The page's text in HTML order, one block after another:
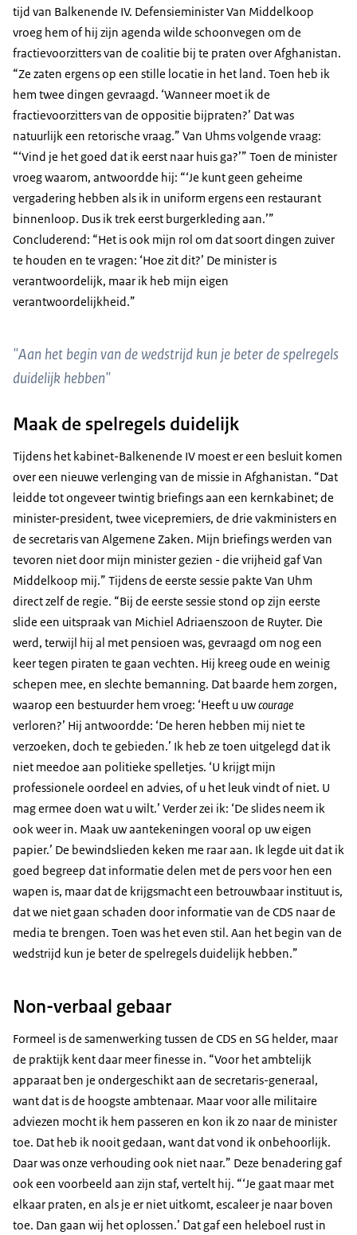
tijd van Balkenende IV. Defensieminister Van Middelkoop
vroeg hem of hij zijn agenda wilde schoonvegen om de
fractievoorzitters van de coalitie bij te praten over Afghanistan.
“Ze zaten ergens op een stille locatie in het land. Toen heb ik
hem twee dingen gevraagd. ‘Wanneer moet ik de
fractievoorzitters van de oppositie bijpraten?’ Dat was
natuurlijk een retorische vraag.” Van Uhms volgende vraag:
“‘Vind je het goed dat ik eerst naar huis ga?’” Toen de minister
vroeg waarom, antwoordde hij: “‘Je kunt geen geheime
vergadering hebben als ik in uniform ergens een restaurant
binnenloop. Dus ik trek eerst burgerkleding aan.’”
Concluderend: “Het is ook mijn rol om dat soort dingen zuiver
te houden en te vragen: ‘Hoe zit dit?’ De minister is
verantwoordelijk, maar ik heb mijn eigen
verantwoordelijkheid.”
"Aan het begin van de wedstrijd kun je beter de spelregels
duidelijk hebben"
Maak de spelregels duidelijk
Tijdens het kabinet-Balkenende IV moest er een besluit komen
over een nieuwe verlenging van de missie in Afghanistan. “Dat
leidde tot ongeveer twintig briefings aan een kernkabinet; de
minister-president, twee vicepremiers, de drie vakministers en
de secretaris van Algemene Zaken. Mijn briefings werden van
tevoren niet door mijn minister gezien - die vrijheid gaf Van
Middelkoop mij.” Tijdens de eerste sessie pakte Van Uhm
direct zelf de regie. “Bij de eerste sessie stond op zijn eerste
slide een uitspraak van Michiel Adriaenszoon de Ruyter. Die
werd, terwijl hij al met pensioen was, gevraagd om nog een
keer tegen piraten te gaan vechten. Hij kreeg oude en weinig
schepen mee, en slechte bemanning. Dat baarde hem zorgen,
waarop een bestuurder hem vroeg: ‘Heeft u uwcourage
verloren?’ Hij antwoordde: ‘De heren hebben mij niet te
verzoeken, doch te gebieden.’ Ik heb ze toen uitgelegd dat ik
niet meedoe aan politieke spelletjes. ‘U krijgt mijn
professionele oordeel en advies, of u het leuk vindt of niet. U
mag ermee doen wat u wilt.’ Verder zei ik: ‘De slides neem ik
ook weer in. Maak uw aantekeningen vooral op uw eigen
papier.’ De bewindslieden keken me raar aan. Ik legde uit dat ik
goed begreep dat informatie delen met de pers voor hen een
wapen is, maar dat de krijgsmacht een betrouwbaar instituut is,
dat we niet gaan schaden door informatie van de CDS naar de
media te brengen. Toen was het even stil. Aan het begin van de
wedstrijd kun je beter de spelregels duidelijk hebben.”
Non-verbaal gebaar
Formeel is de samenwerking tussen de CDS en SG helder, maar
de praktijk kent daar meer finesse in. “Voor het ambtelijk
apparaat ben je ondergeschikt aan de secretaris-generaal,
want dat is de hoogste ambtenaar. Maar voor alle militaire
adviezen mocht ik hem passeren en kon ik zo naar de minister
toe. Dat heb ik nooit gedaan, want dat vond ik onbehoorlijk.
Daar was onze verhouding ook niet naar.” Deze benadering gaf
ook een voorbeeld aan zijn staf, vertelt hij. “‘Je gaat maar met
elkaar praten, en als je er niet uitkomt, escaleer je naar boven
toe. Dan gaan wij het oplossen.’ Dat gaf een heleboel rust in